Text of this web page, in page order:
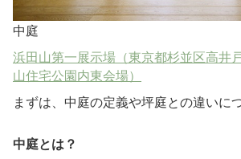
中庭
浜田山第一展示場（東京都杉並区高
山住宅公園内東会場）
まずは、中庭の定義や坪庭との違いに
中庭とは？